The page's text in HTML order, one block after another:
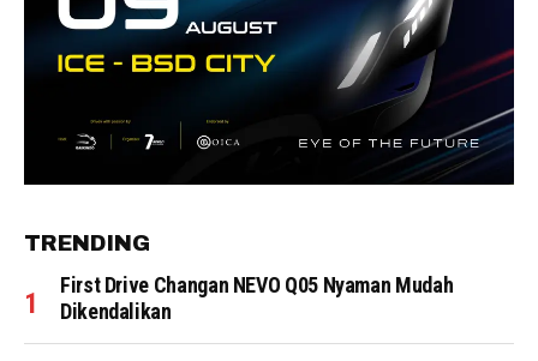
TRENDING
First Drive Changan NEVO Q05 Nyaman Mudah
Dikendalikan